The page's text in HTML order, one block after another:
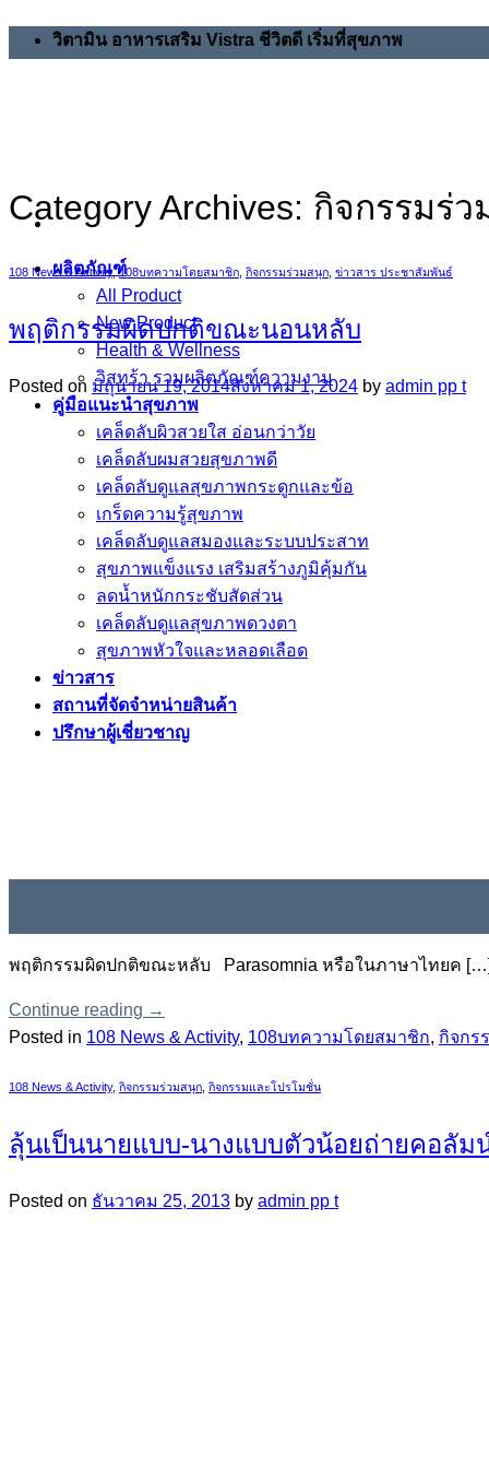
วิตามิน อาหารเสริม Vistra ชีวิตดี เริ่มที่สุขภาพ
ผลิตภัณฑ์
All Product
New Product
Health & Wellness
วิสทร้า รวมผลิตภัณฑ์ความงาม
คู่มือแนะนำสุขภาพ
เคล็ดลับผิวสวยใส อ่อนกว่าวัย
เคล็ดลับผมสวยสุขภาพดี
เคล็ดลับดูแลสุขภาพกระดูกและข้อ
เกร็ดความรู้สุขภาพ
เคล็ดลับดูแลสมองและระบบประสาท
สุขภาพแข็งแรง เสริมสร้างภูมิคุ้มกัน
ลดน้ำหนักกระชับสัดส่วน
เคล็ดลับดูแลสุขภาพดวงตา
สุขภาพหัวใจและหลอดเลือด
ข่าวสาร
สถานที่จัดจำหน่ายสินค้า
ปรึกษาผู้เชี่ยวชาญ
Category Archives: กิจกรรมร่
108 News & Activity,108บทความโดยสมาชิก, กิจกรรมร่วมสนุก, ข่าวสาร ประชาสัมพันธ์
พฤติกรรมผิดปกติขณะนอนหลับ
Posted on มิถุนายน 19, 2014สิงหาคม 1, 2024 by admin pp t
พฤติกรรมผิดปกติขณะหลับ Parasomnia หรือในภาษาไทยค
Continue reading →
Posted in 108 News & Activity, 108บทความโดยสมาชิก, กิจกร
108 News & Activity, กิจกรรมร่วมสนุก กิจกรรมและโปรโมชั่น
ลุ้นเป็นนายแบบ-นางแบบตัวน้อยถ่ายคอลัม
Posted on ธันวาคม 25, 2013 by admin pp t